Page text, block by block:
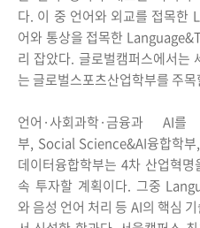
다. 이 중 언어와 외교를 접목
어와 통상을 접목한
리 잡았다. 글로벌캠퍼스에서는
는 글로벌스포츠산업학부를 주
언어·사회과학·금융과 AI
부, Social Science&AI융합학
데이터융합학부는 4차 산업혁
속 투자할 계획이다. 그중
와 음성 언어 처리 등 AI의 핵심